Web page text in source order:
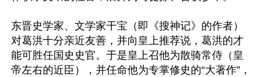
东晋史学家、文学家干宝（即《搜神记》的作者）
对葛洪十分亲近友善，并向皇上推荐说，葛洪的才
能可胜任国史史官。于是皇上召他为散骑常侍（皇
帝左右的近臣），并任命他为专掌修史的“大著作”，